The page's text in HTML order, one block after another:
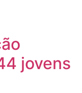
jovens